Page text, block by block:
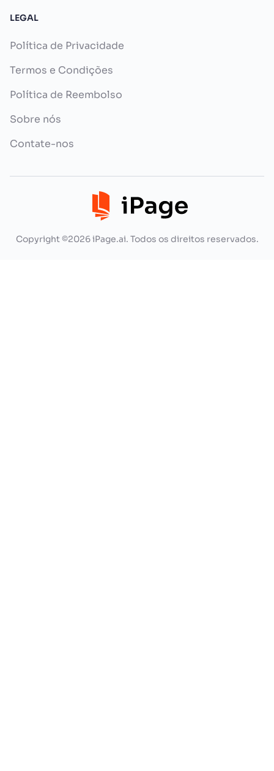
LEGAL
Política de Privacidade
Termos e Condições
Política de Reembolso
Sobre nós
Contate-nos
Copyright ©2026 iPage.ai. Todos os direitos reservados.